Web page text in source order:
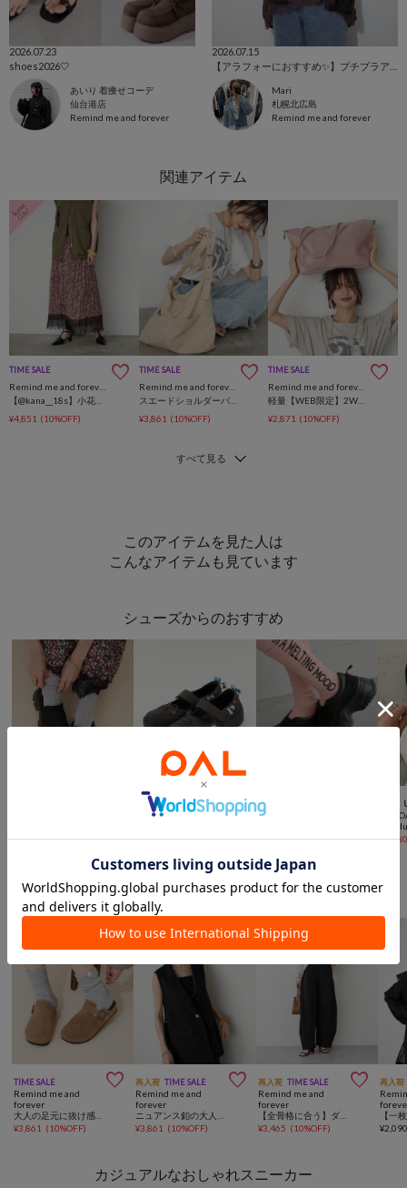
2026.07.23
shoes2026🤍
あいり 着痩せコーデ
仙台港店
Remind me and forever
2026.07.15
Mari
札幌北広島
Remind me and forever
TIME SALE
¥4,851 (10%OFF)
TIME SALE
Remind me and forever
スエードショルダーバッグ
¥3,861 (10%OFF)
TIME SALE
¥2,871 (10%OFF)
このアイテムを見た人は
こんなアイテムも見ています
シューズからのおすすめ
【大人のワガママを叶える】ボリュームソールスニーカーローファー
SALE 
CIAOPANIC
¥7,920 (20%OFF)
予約
Kastane
¥9,790 ¥
Remind me and foreverからのおすすめ
TIME SALE 
Remind me and
forever
¥3,861 (10%OFF)
再入荷 TIME SALE 
Remind me and
forever
¥3,861 (10%OFF)
再入荷 TIME SALE 
Remind me and
forever
【全骨格に合う】ダンボールカーブパンツ
¥3,465 (10%OFF)
再入荷
¥
カジュアルなおしゃれスニーカー